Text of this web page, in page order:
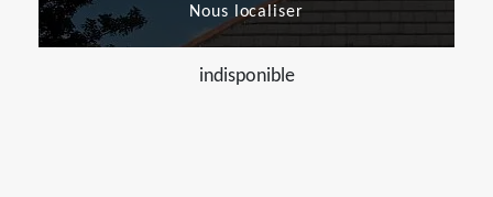
Nous localiser
indisponible